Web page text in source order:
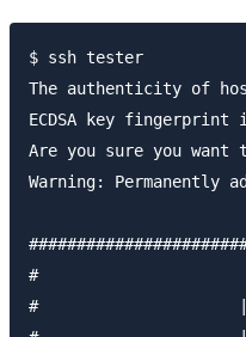
$
The authenticity of
ECDSA key fingerprint is
Are you sure you
Warning: Permanently
#
#                     |